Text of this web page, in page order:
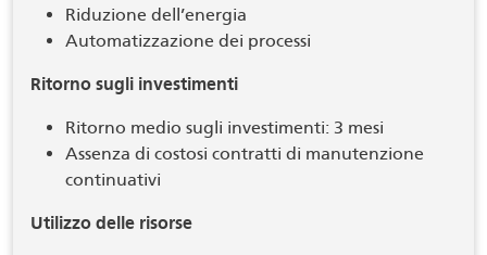
Riduzione dell’energia
Automatizzazione dei processi
Ritorno sugli investimenti
Ritorno medio sugli investimenti: 3 mesi
Assenza di costosi contratti di manutenzione
continuativi
Utilizzo delle risorse